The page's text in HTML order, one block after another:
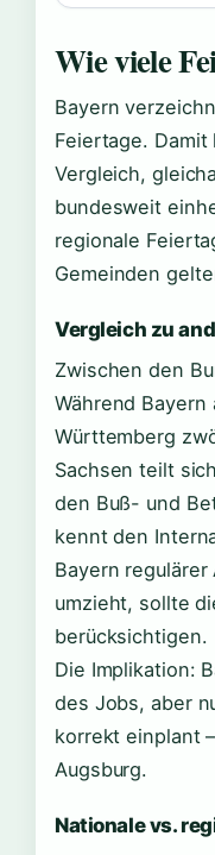
Wie viele
Bayern
Feiertage.
Vergleich,
bundesweit
regionale
Gemeinden
Vergleich zu
Zwischen den
Während
Württemberg
Sachsen teilt
den Buß- und
kennt den
Bayern
umzieht, sollte
berücksichtigen.
Die Implikation:
des Jobs, aber
korrekt einplant
Augsburg.
Nationale vs.